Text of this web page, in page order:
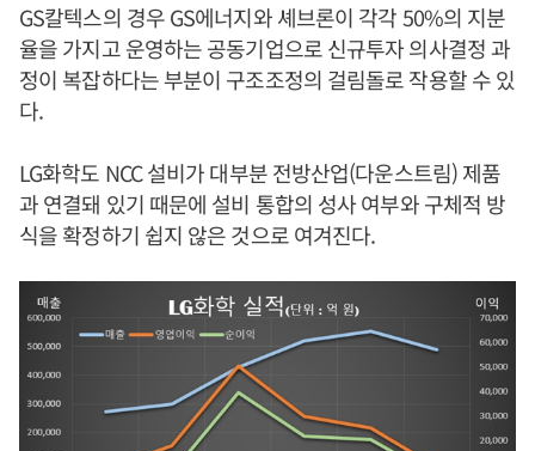
GS칼텍스의 경우 GS에너지와 셰브론이 각각 50%의 지분
율을 가지고 운영하는 공동기업으로 신규투자 의사결정 과
정이 복잡하다는 부분이 구조조정의 걸림돌로 작용할 수 있
다.
LG화학도 NCC 설비가 대부분 전방산업(다운스트림) 제품
과 연결돼 있기 때문에 설비 통합의 성사 여부와 구체적 방
식을 확정하기 쉽지 않은 것으로 여겨진다.